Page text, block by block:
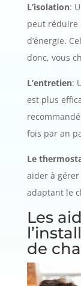
L’isolation:
peut réduire
d’énergie.
donc, vous
L’entretien:
est plus
fois par an
Le
aider à gérer
adaptant le
Les
de